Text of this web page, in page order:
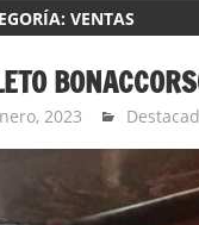
VENTAS
2023 Jorge